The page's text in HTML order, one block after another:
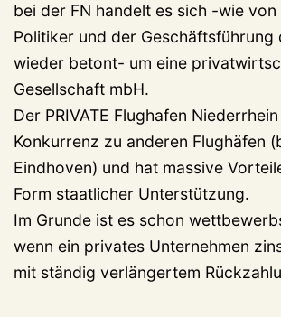
bei der FN handelt es sich -wie von
Politiker und der Geschäftsführung
wieder betont- um eine
Gesellschaft mbH.
Der PRIVATE Flughafen
Konkurrenz zu anderen Flughäfen
Eindhoven) und hat massive
Form staatlicher Unterstützung.
Im Grunde ist es schon
wenn ein privates Unternehmen
mit ständig verlängertem